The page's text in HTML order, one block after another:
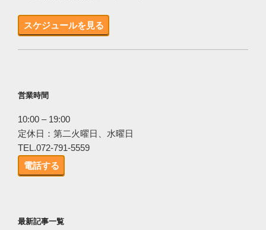
スケジュールを見る
営業時間
10:00 – 19:00
定休日：第二火曜日、水曜日
TEL.072-791-5559
電話する
最新記事一覧